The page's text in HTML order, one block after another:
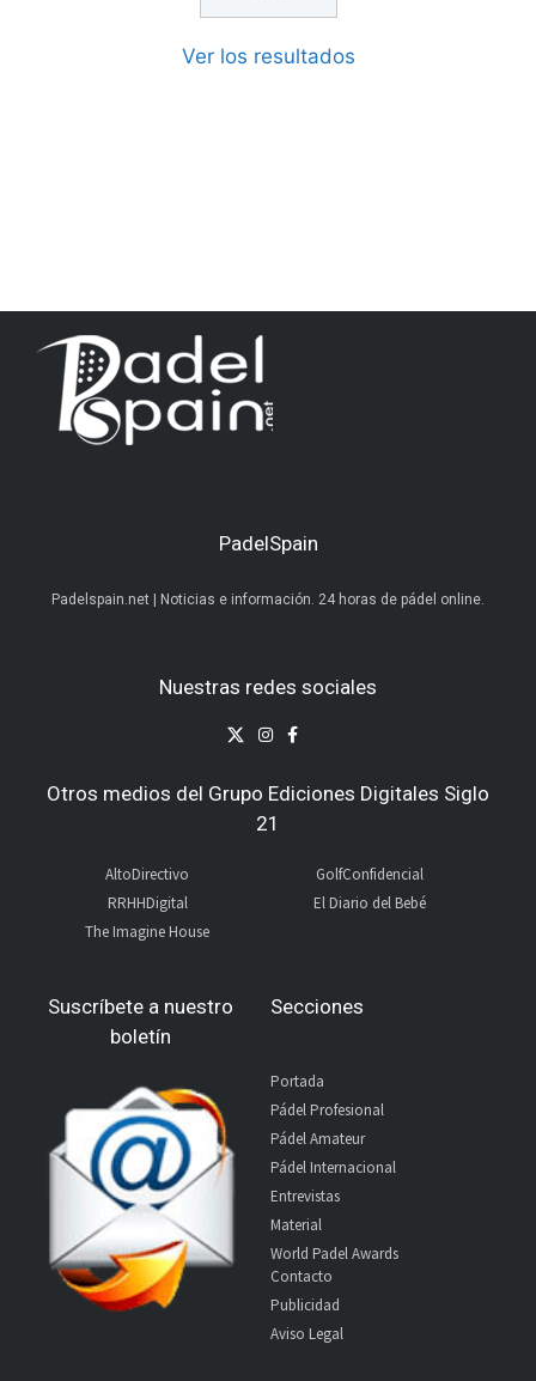
Ver los resultados
PadelSpain
Padelspain.net | Noticias e información. 24 horas de pádel online.
Nuestras redes sociales
Otros medios del Grupo Ediciones Digitales Siglo
21
AltoDirectivo
RRHHDigital
The Imagine House
GolfConfidencial
El Diario del Bebé
Suscríbete a nuestro
boletín
Secciones
Portada
Pádel Profesional
Pádel Amateur
Pádel Internacional
Entrevistas
Material
World Padel Awards
Contacto
Publicidad
Aviso Legal